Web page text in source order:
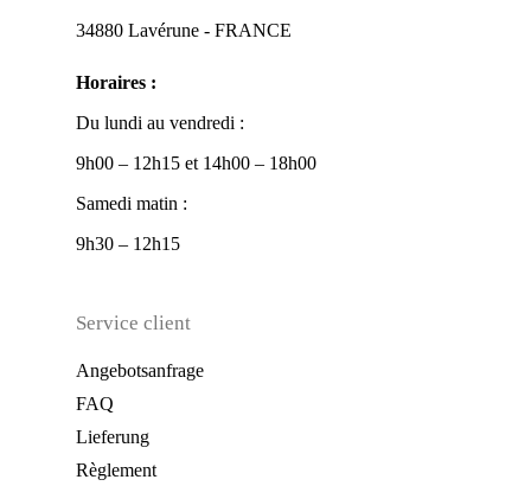
34880 Lavérune - FRANCE
Horaires :
Du lundi au vendredi :
9h00 – 12h15 et 14h00 – 18h00
Samedi matin :
9h30 – 12h15
Service client
Angebotsanfrage
FAQ
Lieferung
Règlement